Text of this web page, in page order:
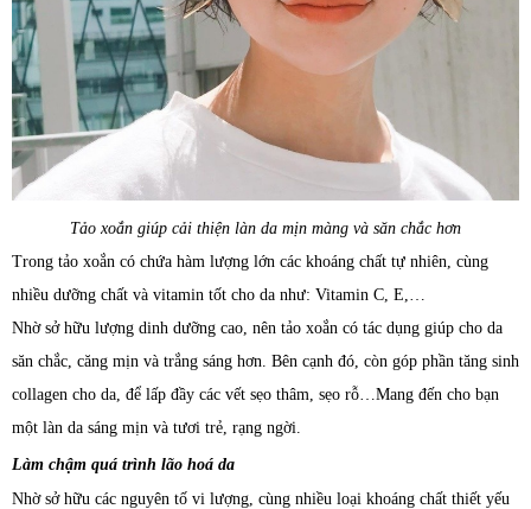
Tảo xoắn giúp cải thiện làn da mịn màng và săn chắc hơn
Trong tảo xoắn có chứa hàm lượng lớn các khoáng chất tự nhiên, cùng
nhiều dưỡng chất và vitamin tốt cho da như: Vitamin C, E,…
Nhờ sở hữu lượng dinh dưỡng cao, nên tảo xoắn có tác dụng giúp cho da
săn chắc, căng mịn và trắng sáng hơn. Bên cạnh đó, còn góp phần tăng sinh
collagen cho da, để lấp đầy các vết sẹo thâm, sẹo rỗ…Mang đến cho bạn
một làn da sáng mịn và tươi trẻ, rạng ngời.
Làm chậm quá trình lão hoá da
Nhờ sở hữu các nguyên tố vi lượng, cùng nhiều loại khoáng chất thiết yếu